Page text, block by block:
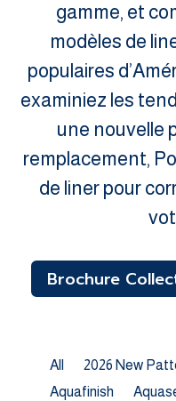
gamme, et
modèles de
populaires
examiniez les
une nouvelle
remplacement,
de liner pour
Brochure
All 2026 New
Aquafinish